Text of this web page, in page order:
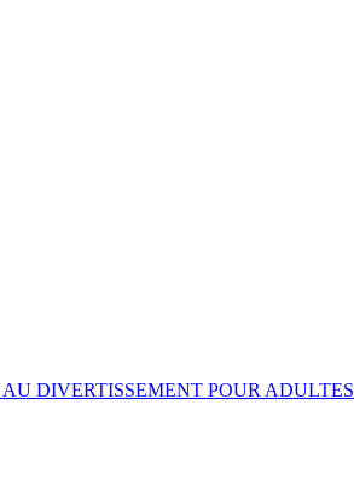
DIVERTISSEMENT POUR ADULTES